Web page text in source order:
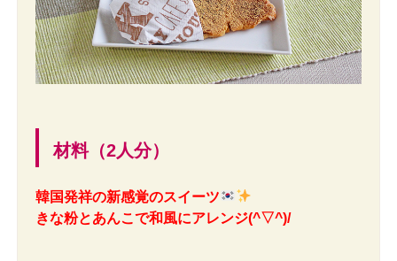
材料（2人分）
韓国発祥の新感覚のスイーツ
きな粉とあんこで和風にアレンジ(^▽^)/